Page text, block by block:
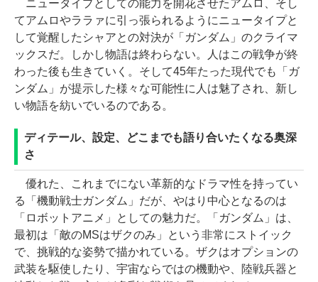
ニュータイプとしての能力を開花させたアムロ、そし
てアムロやララァに引っ張られるようにニュータイプと
して覚醒したシャアとの対決が「ガンダム」のクライマ
ックスだ。しかし物語は終わらない。人はこの戦争が終
わった後も生きていく。そして45年たった現代でも「ガ
ンダム」が提示した様々な可能性に人は魅了され、新し
い物語を紡いでいるのである。
ディテール、設定、どこまでも語り合いたくなる奥深
さ
優れた、これまでにない革新的なドラマ性を持ってい
る「機動戦士ガンダム」だが、やはり中心となるのは
「ロボットアニメ」としての魅力だ。「ガンダム」は、
最初は「敵のMSはザクのみ」という非常にストイック
で、挑戦的な姿勢で描かれている。ザクはオプションの
武装を駆使したり、宇宙ならではの機動や、陸戦兵器と